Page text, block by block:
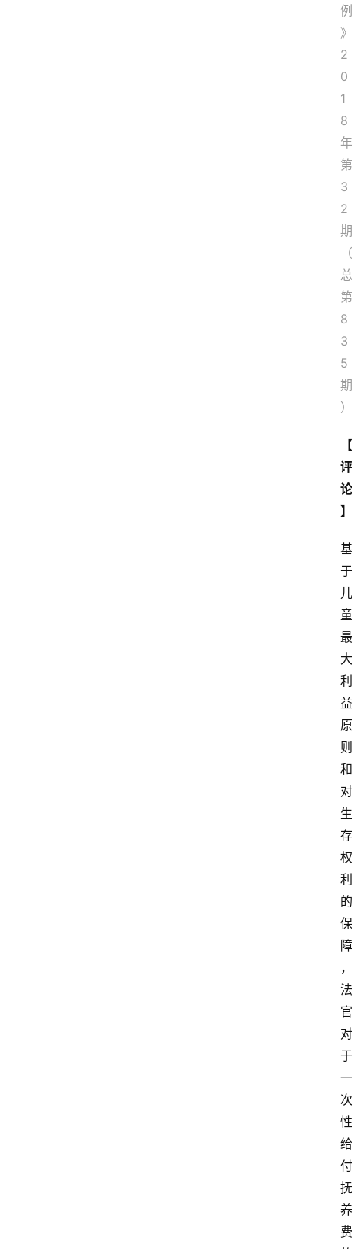
例
》
2
0
1
8
年
第
3
2
期
（
总
第
8
3
5
期
）
【
评
论
】
基
于
儿
童
最
大
利
益
原
则
和
对
生
存
权
利
的
保
障
，
法
官
对
于
一
次
性
给
付
抚
养
费